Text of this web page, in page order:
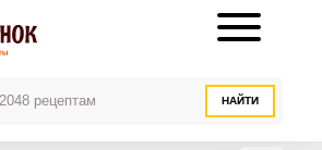
НАЙТИ